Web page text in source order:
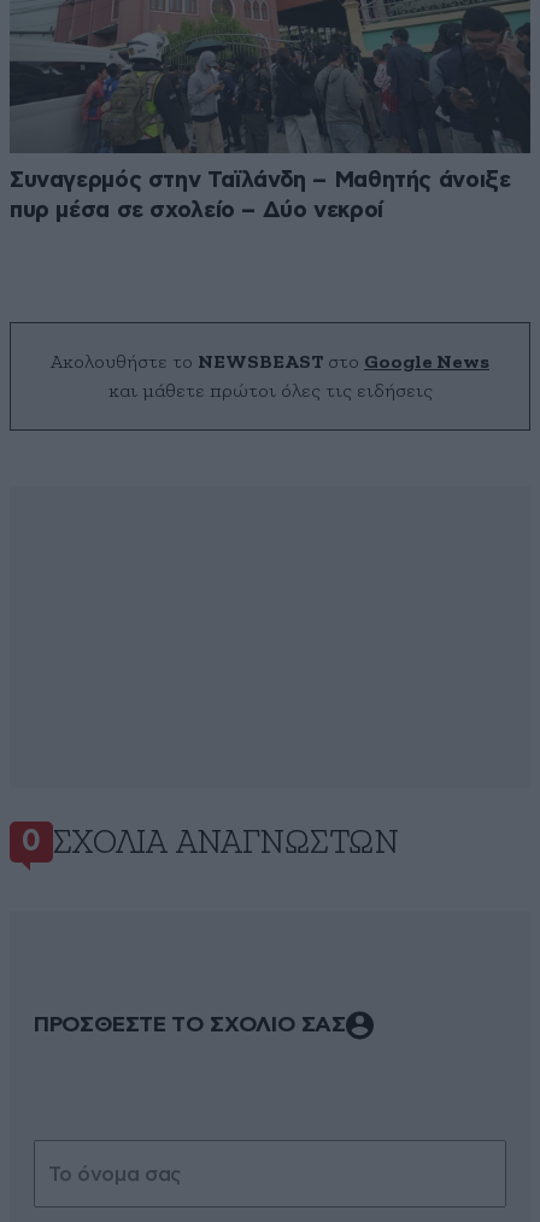
Συναγερμός στην Ταϊλάνδη – Μαθητής άνοιξε
πυρ μέσα σε σχολείο – Δύο νεκροί
Ακολουθήστε το NEWSBEAST στο Google News
και μάθετε πρώτοι όλες τις ειδήσεις
0 ΣΧΌΛΙΑ ΑΝΑΓΝΩΣΤΏΝ
ΠΡΟΣΘΕΣΤΕ ΤΟ ΣΧΟΛΙΟ ΣΑΣ